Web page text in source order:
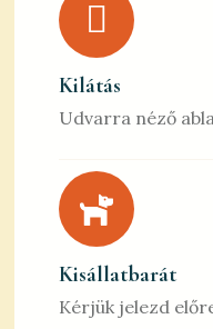
Kilátás
Udvarra néző
Kisállatbarát
Kérjük jelezd